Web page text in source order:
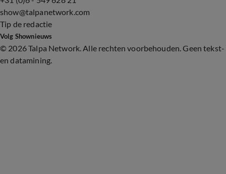
show@talpanetwork.com
Tip de redactie
Volg Shownieuws
© 2026 Talpa Network. Alle rechten voorbehouden. Geen tekst-
en datamining.